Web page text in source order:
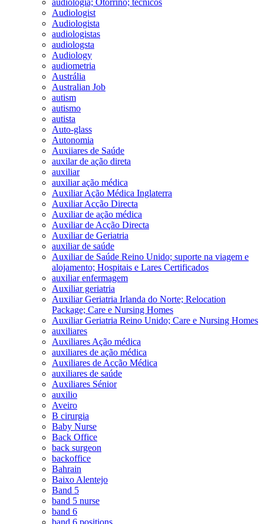
Audiologist
Audiologista
audiologistas
audiologsta
Audiology
audiometria
Austrália
Australian Job
autism
autismo
autista
Auto-glass
Autonomia
Auxiiares de Saúde
auxilar de ação direta
auxiliar
auxiliar ação médica
Auxiliar Ação Médica Inglaterra
Auxiliar Acção Directa
Auxiliar de ação médica
Auxiliar de Acção Directa
Auxiliar de Geriatria
auxiliar de saúde
Auxiliar de Saúde Reino Unido; suporte na viagem e
alojamento; Hospitais e Lares Certificados
auxiliar enfermagem
Auxiliar geriatria
Auxiliar Geriatria Irlanda do Norte; Relocation
Package; Care e Nursing Homes
Auxiliar Geriatria Reino Unido; Care e Nursing Homes
auxiliares
Auxiliares Ação médica
auxiliares de ação médica
Auxiliares de Acção Médica
auxiliares de saúde
Auxiliares Sénior
auxilio
Aveiro
B cirurgia
Baby Nurse
Back Office
back surgeon
backoffice
Bahrain
Baixo Alentejo
Band 5
band 5 nurse
band 6
band 6 positions